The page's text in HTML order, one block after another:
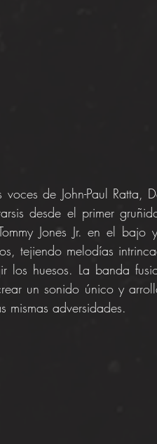
de John-Paul Ratta,
desde el primer
Jones Jr. en el
tejiendo melodías
los huesos. La banda
un sonido único y
mismas adversidades.